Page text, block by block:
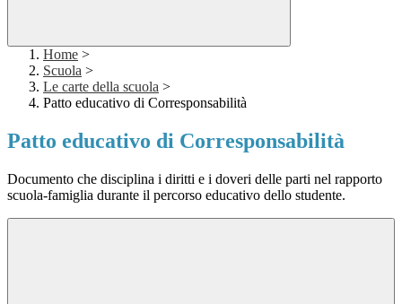
Home >
Scuola >
Le carte della scuola >
Patto educativo di Corresponsabilità
Patto educativo di Corresponsabilità
Documento che disciplina i diritti e i doveri delle parti nel rapporto
scuola-famiglia durante il percorso educativo dello studente.